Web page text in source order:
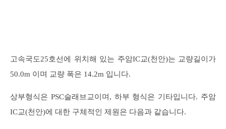
고속국도25호선에 위치해 있는 주암IC교(천안)는 교량길이가
50.0m 이며 교량 폭은 14.2m 입니다.
상부형식은 PSC슬래브교이며, 하부 형식은 기타입니다. 주암
IC교(천안)에 대한 구체적인 제원은 다음과 같습니다.